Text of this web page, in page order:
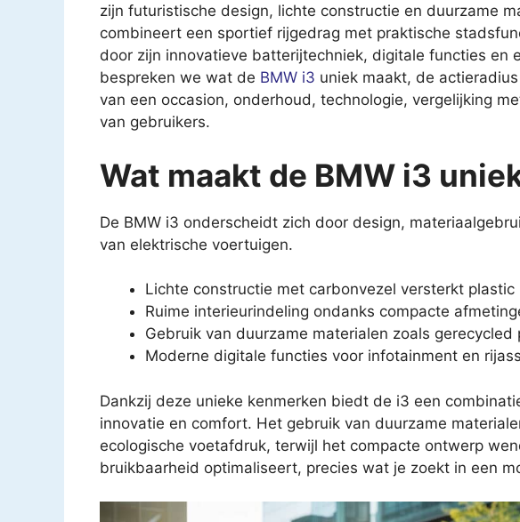
zijn futuristische design, lichte constructie en duurzame
combineert een sportief rijgedrag met praktische
door zijn innovatieve batterijtechniek, digitale functies en
bespreken we wat de BMW i3 uniek maakt, de
van een occasion, onderhoud, technologie, vergelijking
van gebruikers.
Wat maakt de BMW i3
De BMW i3 onderscheidt zich door design,
van elektrische voertuigen.
Lichte constructie met carbonvezel versterkt plastic
Ruime interieurindeling ondanks compacte
Gebruik van duurzame materialen zoals
Moderne digitale functies voor infotainment en
Dankzij deze unieke kenmerken biedt de i3 een
innovatie en comfort. Het gebruik van duurzame
ecologische voetafdruk, terwijl het compacte ontwerp
bruikbaarheid optimaliseert, precies wat je zoekt in een